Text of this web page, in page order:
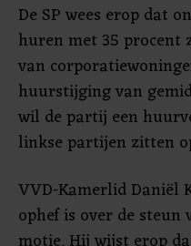
De SP wees erop dat
huren met 35 procent
van
huurstijging van
wil de partij een
linkse partijen zitten
VVD-Kamerlid Daniël
ophef is over de